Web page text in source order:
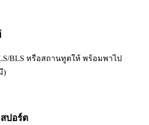
BLS หรือสถานทูตให้ พร้อมพาไป
)
ปอร์ต